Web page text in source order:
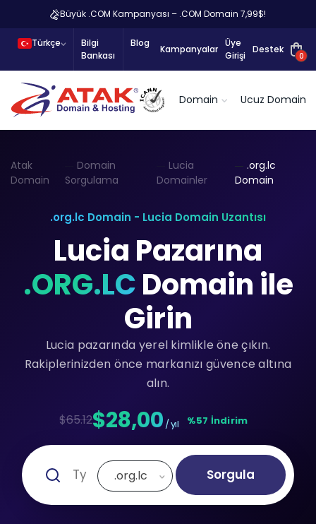
Büyük .COM Kampanyası – .COM Domain 7,99$!
Türkçe
Bilgi
Bankası
Blog
Kampanyalar
Üye
Girişi
Destek
0
Domain Ucuz Domain
Atak
Domain
Domain
Sorgulama
Lucia
Domainler
.org.lc
Domain
.org.lc Domain - Lucia Domain Uzantısı
Lucia Pazarına
.ORG.LCDomain ile
Girin
Lucia pazarında yerel kimlikle öne çıkın.
Rakiplerinizden önce markanızı güvence altına
alın.
$65.12$28,00 / yıl %57 İndirim
.org.lc Sorgula